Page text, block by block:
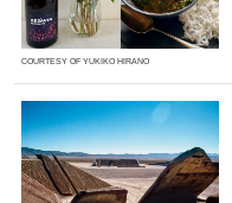
COURTESY OF YUKIKO HIRANO